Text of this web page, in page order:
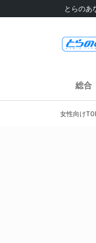
とらのあ
総合
女性向け